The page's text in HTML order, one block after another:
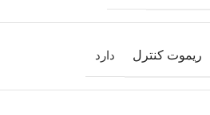
ریموت کنترل دارد